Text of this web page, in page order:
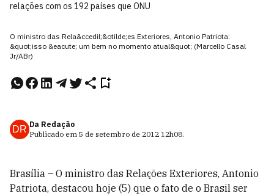
relações com os 192 países que ONU
O ministro das Rela&ccedil;&otilde;es Exteriores, Antonio Patriota:
&quot;isso &eacute; um bem no momento atual&quot; (Marcello Casal
Jr/ABr)
DR Da Redação
Publicado em 5 de setembro de 2012 12h08.
Brasília – O ministro das Relações Exteriores, Antonio
Patriota, destacou hoje (5) que o fato de o Brasil ser